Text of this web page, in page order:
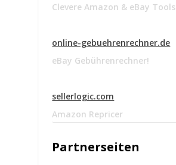
Clevere Amazon & eBay Tools
online-gebuehrenrechner.de
eBay Gebührenrechner!
sellerlogic.com
Amazon Repricer
Partnerseiten